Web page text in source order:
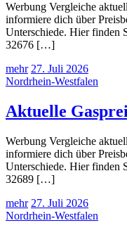
Werbung Vergleiche
informiere dich über
Unterschiede. Hier finden
32676 […]
mehr 27. Juli 2026
Nordrhein-Westfalen
Aktuelle
Werbung Vergleiche
informiere dich über
Unterschiede. Hier finden
32689 […]
mehr 27. Juli 2026
Nordrhein-Westfalen